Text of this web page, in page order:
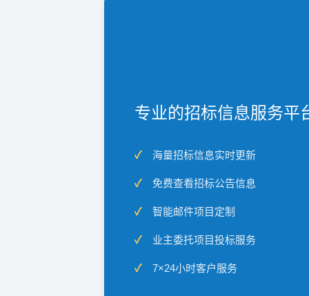
专业的招标信息服务平
海量招标信息实时更新
免费查看招标公告信息
智能邮件项目定制
业主委托项目投标服务
7×24小时客户服务